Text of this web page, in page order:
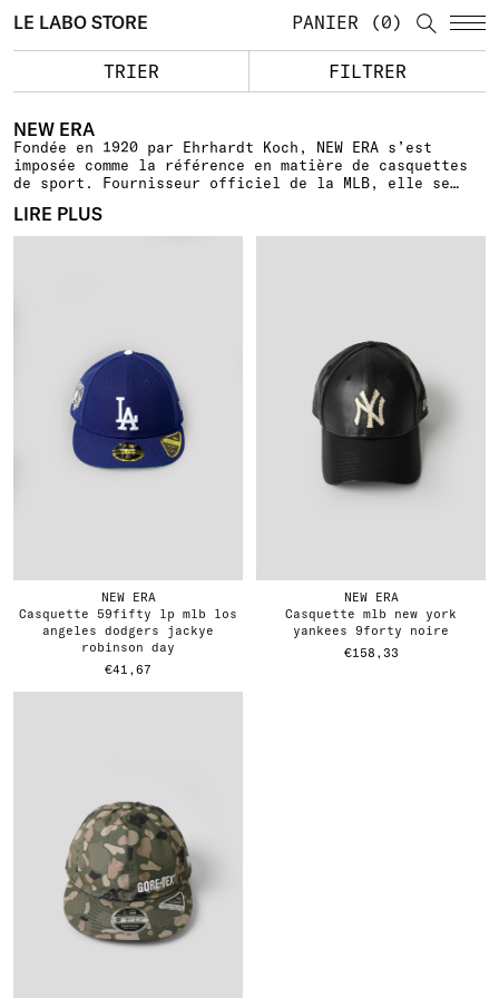
LE LABO STORE PANIER 0
TRIER FILTRER
NEW ERA
Fondée en 1920 par Ehrhardt Koch, NEW ERA s’est
imposée comme la référence en matière de casquettes
de sport. Fournisseur officiel de la MLB, elle se
novateurs, qui séduisent les athlètes et les fans du
monde entier. Son logo iconique symbolise un siècle
LIRE PLUS
NEW ERA
casquette 59fifty lp mlb los
angeles dodgers jackye
robinson day
€41,67
NEW ERA
casquette mlb new york
yankees 9forty noire
€158,33